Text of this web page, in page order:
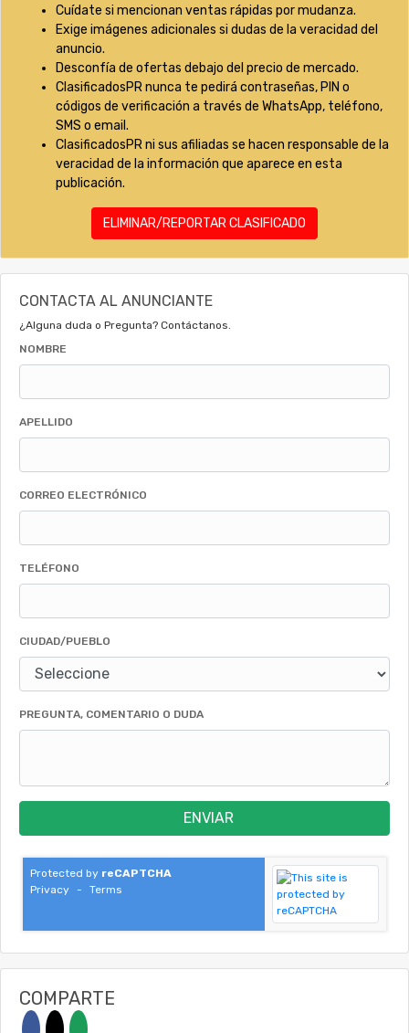
Cuídate si mencionan ventas rápidas por mudanza.
Exige imágenes adicionales si dudas de la veracidad del
anuncio.
Desconfía de ofertas debajo del precio de mercado.
ClasificadosPR nunca te pedirá contraseñas, PIN o
códigos de verificación a través de WhatsApp, teléfono,
SMS o email.
ClasificadosPR ni sus afiliadas se hacen responsable de la
veracidad de la información que aparece en esta
publicación.
ELIMINAR/REPORTAR CLASIFICADO
CONTACTA AL ANUNCIANTE
¿Alguna duda o Pregunta? Contáctanos.
NOMBRE
APELLIDO
CORREO ELECTRÓNICO
TELÉFONO
CIUDAD/PUEBLO
PREGUNTA, COMENTARIO O DUDA
ENVIAR
Protected by reCAPTCHA
Privacy
- Terms
COMPARTE